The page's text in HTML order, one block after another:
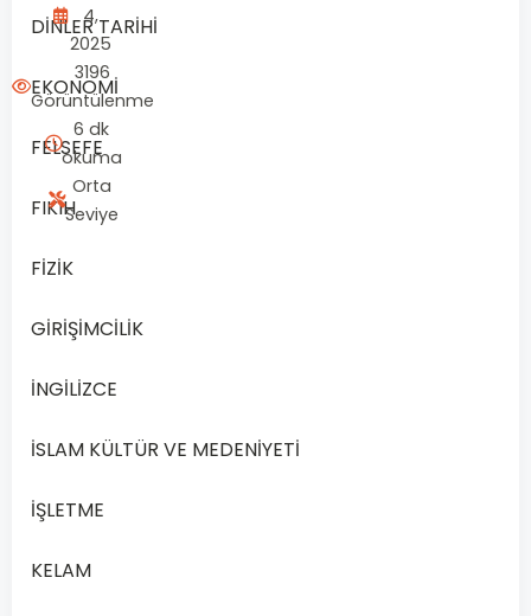
4,
2025
3196
Görüntülenme
6 dk
okuma
Orta
Seviye
DİNLER TARİHİ
EKONOMİ
FELSEFE
FIKIH
FİZİK
GİRİŞİMCİLİK
İNGİLİZCE
İSLAM KÜLTÜR VE MEDENİYETİ
İŞLETME
KELAM